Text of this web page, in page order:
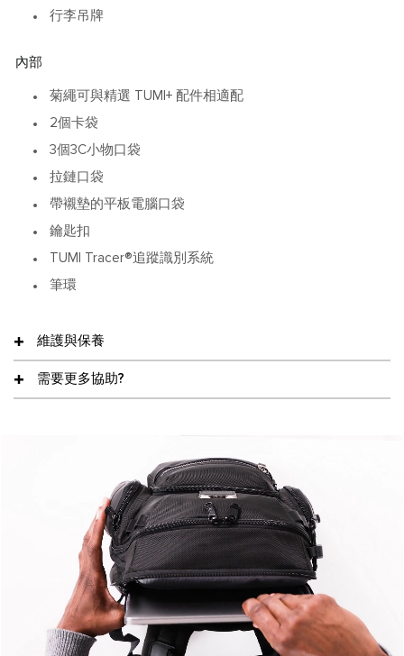
行李吊牌
內部
菊繩可與精選 TUMI+ 配件相適配
2個卡袋
3個3C小物口袋
拉鏈口袋
帶襯墊的平板電腦口袋
鑰匙扣
TUMI Tracer®追蹤識別系統
筆環
維護與保養
需要更多協助?